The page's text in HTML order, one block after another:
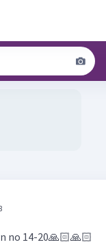
no 14-20🙏🏻🙏🏻